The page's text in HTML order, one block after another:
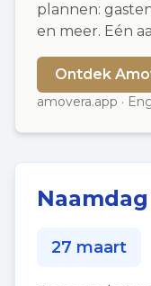
plannen:
en meer. Eén
Ontdek
amovera.app ·
Naamdag
27 maart